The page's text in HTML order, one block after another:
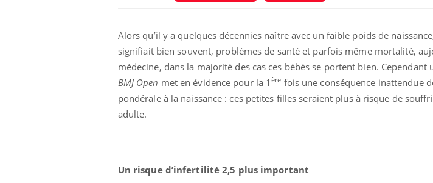
Alors qu’il y a quelques décennies naître avec un faible poids de
signifiait bien souvent, problèmes de santé et parfois même mortalité,
médecine, dans la majorité des cas ces bébés se portent bien.
BMJ Open met en évidence pour la 1ère fois une conséquence inattendue
pondérale à la naissance : ces petites filles seraient plus à risque de
adulte.
Un risque d’infertilité 2,5 plus important
Chikungunya, dengue,
West Nile : que se passe-t-
il dans le sud de la France ?
La sieste empêche-t-elle
dormir la nuit ?